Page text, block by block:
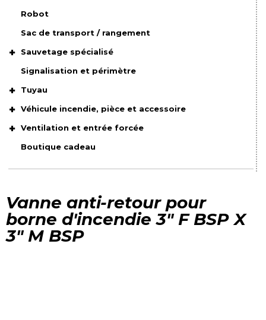
Robot
Sac de transport / rangement
Sauvetage spécialisé
Signalisation et périmètre
Tuyau
Véhicule incendie, pièce et accessoire
Ventilation et entrée forcée
Boutique cadeau
Vanne anti-retour pour
borne d'incendie 3" F BSP X
3" M BSP